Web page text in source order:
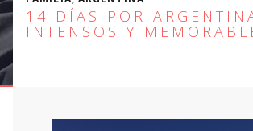
14 DÍAS POR
INTENSOS Y